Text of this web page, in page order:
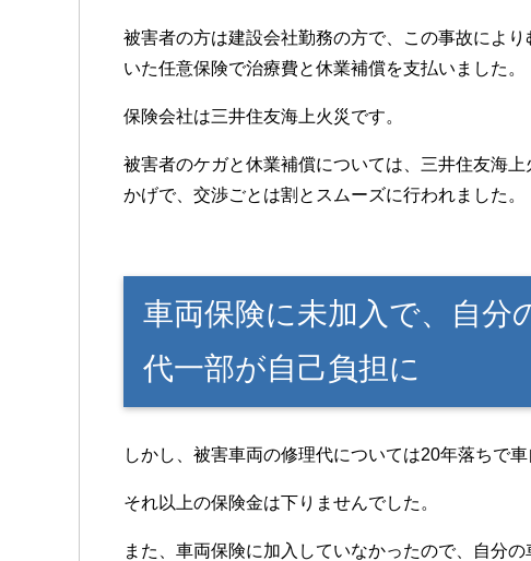
被害者の方は建設会社勤務の方で、この事故によ
いた任意保険で治療費と休業補償を支払いました。
保険会社は三井住友海上火災です。
被害者のケガと休業補償については、三井住友海
かげで、交渉ごとは割とスムーズに行われました。
車両保険に未加入で、自分
代一部が自己負担に
しかし、被害車両の修理代については20年落ちで
それ以上の保険金は下りませんでした。
また、車両保険に加入していなかったので、自分